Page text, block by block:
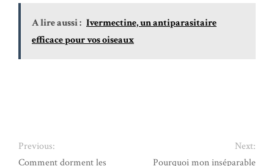
A lire aussi : Ivermectine, un antiparasitaire
efficace pour vos oiseaux
Previous:
Comment dorment les
Next:
Pourquoi mon inséparable